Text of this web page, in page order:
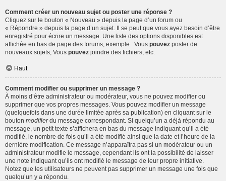
Comment créer un nouveau sujet ou poster une réponse ?
Cliquez sur le bouton « Nouveau » depuis la page d’un forum ou
« Répondre » depuis la page d’un sujet. Il se peut que vous ayez besoin d’être
enregistré pour écrire un message. Une liste des options disponibles est
affichée en bas de page des forums, exemple : Vous pouvez poster de
nouveaux sujets, Vous pouvez joindre des fichiers, etc.
Haut
Comment modifier ou supprimer un message ?
À moins d’être administrateur ou modérateur, vous ne pouvez modifier ou
supprimer que vos propres messages. Vous pouvez modifier un message
(quelquefois dans une durée limitée après sa publication) en cliquant sur le
bouton modifierdu message correspondant. Si quelqu’un a déjà répondu au
message, un petit texte s’affichera en bas du message indiquant qu’il a été
modifié, le nombre de fois qu’il a été modifié ainsi que la date et l’heure de la
dernière modification. Ce message n’apparaîtra pas si un modérateur ou un
administrateur modifie le message, cependant ils ont la possibilité de laisser
une note indiquant qu’ils ont modifié le message de leur propre initiative.
Notez que les utilisateurs ne peuvent pas supprimer un message une fois que
quelqu’un y a répondu.